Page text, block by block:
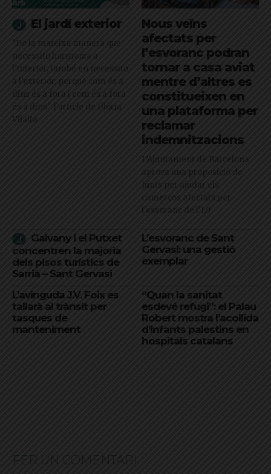
El jardí exterior
"De la mateixa manera que
necessito harmonia a
l’interior, també en necessito
a l’exterior, perquè com és a
dins és a fora i com és a fora
és a dins": l'article de Glòria
Vilalta
Nous veïns
afectats per
l’esvoranc podran
tornar a casa aviat
mentre d’altres es
constitueixen en
una plataforma per
reclamar
indemnitzacions
L’Ajuntament de Barcelona
aprova una proposició de
Junts per ajudar els
comerços afectats per
l'esvoranc de l'L9
Galvany i el Putxet
concentren la majoria
dels pisos turístics de
Sarrià – Sant Gervasi
L’esvoranc de Sant
Gervasi: una gestió
exemplar
L’avinguda J.V. Foix es
tallarà al trànsit per
tasques de
manteniment
“Quan la sanitat
esdevé refugi”: el Palau
Robert mostra l’acollida
d’infants palestins en
hospitals catalans
FER UN COMENTARI